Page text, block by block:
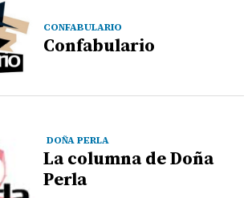
CONFABULARIO
Confabulario
DOÑA PERLA
La columna de Doña
Perla